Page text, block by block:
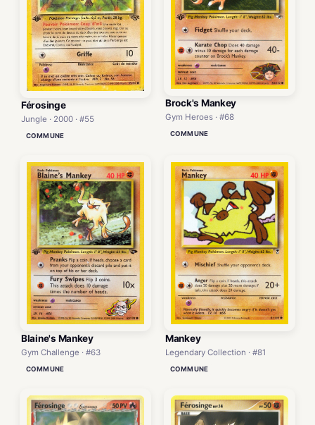
Férosinge
Jungle · 2000 · #55
COMMUNE
Brock's Mankey
Gym Heroes · #68
COMMUNE
Blaine's Mankey
Gym Challenge · #63
COMMUNE
Mankey
Legendary Collection · #81
COMMUNE